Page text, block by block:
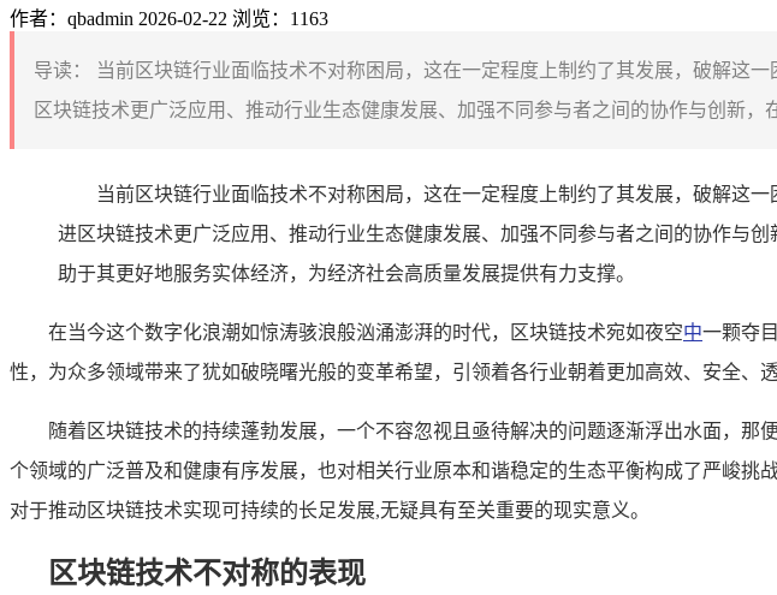
作者：qbadmin 2026-02-22 浏览：1163
导读：
当前区块链行业面临技术不对称困局，这在一定程度上制约了其发展，破解这
区块链技术更广泛应用、推动行业生态健康发展、加强不同参与者之间的协作与创新
当前区块链行业面临技术不对称困局，这在一定程度上制约了其发展，破解这
进区块链技术更广泛应用、推动行业生态健康发展、加强不同参与者之间的协作与
助于其更好地服务实体经济，为经济社会高质量发展提供有力支撑。
在当今这个数字化浪潮如惊涛骇浪般汹涌澎湃的时代，区块链技术宛如夜空中一颗夺
性，为众多领域带来了犹如破晓曙光般的变革希望，引领着各行业朝着更加高效、安全、透
随着区块链技术的持续蓬勃发展，一个不容忽视且亟待解决的问题逐渐浮出水面，
个领域的广泛普及和健康有序发展，也对相关行业原本和谐稳定的生态平衡构成了严峻挑
对于推动区块链技术实现可持续的长足发展,无疑具有至关重要的现实意义。
区块链技术不对称的表现